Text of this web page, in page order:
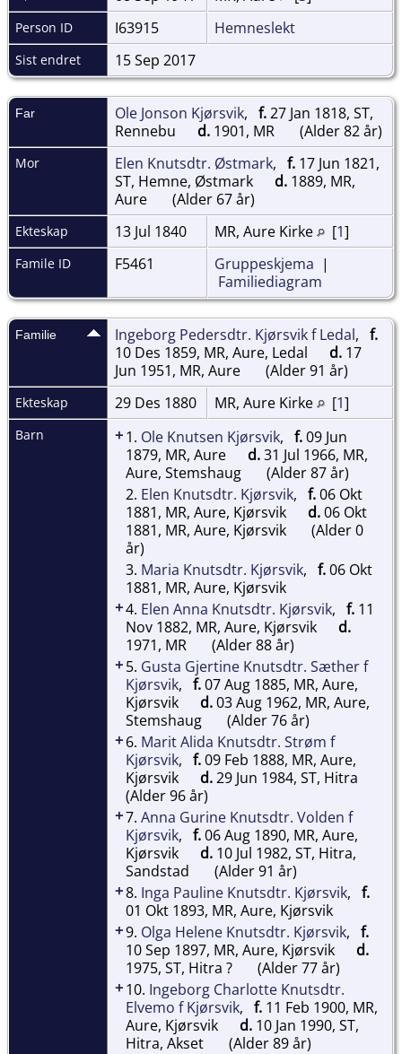
Person ID I63915 Hemneslekt
Sist endret 15 Sep 2017
Far Ole Jonson Kjørsvik, f.27 Jan 1818, ST,
Rennebu
d. 1901, MR (Alder 82 år)
Mor Elen Knutsdtr. Østmark, f. 17 Jun 1821,
ST, Hemne, Østmark
d. 1889, MR,
Aure
(Alder 67 år)
Ekteskap 13 Jul 1840 MR, Aure Kirke [1]
Famile ID F5461 Gruppeskjema |
Familiediagram
Familie Ingeborg Pedersdtr. Kjørsvik f Ledal, f.
10 Des 1859, MR, Aure, Ledal
d. 17
Jun 1951, MR, Aure
(Alder 91 år)
Ekteskap 29 Des 1880 MR, Aure Kirke [1]
Barn +1. Ole Knutsen Kjørsvik, f.09 Jun
1879, MR, Aure
d.31 Jul 1966, MR,
Aure, Stemshaug
(Alder 87 år)
2. Elen Knutsdtr. Kjørsvik, f.06 Okt
1881, MR, Aure, Kjørsvik
d.06 Okt
1881, MR, Aure, Kjørsvik
(Alder 0
år)
3. Maria Knutsdtr. Kjørsvik, f.06 Okt
1881, MR, Aure, Kjørsvik
+4. Elen Anna Knutsdtr. Kjørsvik, f. 11
Nov 1882, MR, Aure, Kjørsvik
d.
1971, MR
(Alder 88 år)
+5. Gusta Gjertine Knutsdtr. Sæther f
Kjørsvik, f.07 Aug 1885, MR, Aure,
Kjørsvik
d.03 Aug 1962, MR, Aure,
Stemshaug
(Alder 76 år)
+6. Marit Alida Knutsdtr. Strøm f
Kjørsvik, f.09 Feb 1888, MR, Aure,
Kjørsvik
d.29 Jun 1984, ST, Hitra
(Alder 96 år)
+7. Anna Gurine Knutsdtr. Volden f
Kjørsvik, f.06 Aug 1890, MR, Aure,
Kjørsvik
d. 10 Jul 1982, ST, Hitra,
Sandstad
(Alder 91 år)
+8. Inga Pauline Knutsdtr. Kjørsvik, f.
01 Okt 1893, MR, Aure, Kjørsvik
+9. Olga Helene Knutsdtr. Kjørsvik, f.
10 Sep 1897, MR, Aure, Kjørsvik
d.
1975, ST, Hitra ?
(Alder 77 år)
+10. Ingeborg Charlotte Knutsdtr.
Elvemo f Kjørsvik, f. 11 Feb 1900, MR,
Aure, Kjørsvik
d. 10 Jan 1990, ST,
Hitra, Akset
(Alder 89 år)